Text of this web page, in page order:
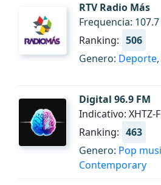
RTV Radio Más
Frequencia: 107.7
Ranking: 506
Genero: Deporte,
Digital 96.9 FM
Indicativo: XHTZ-
Ranking: 463
Genero: Pop
Contemporary